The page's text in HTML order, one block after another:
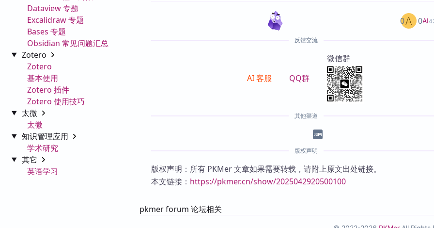
Dataview 专题
Excalidraw 专题
Bases 专题
Obsidian 常见问题汇总
Zotero
Zotero
基本使用
Zotero 插件
Zotero 使用技巧
太微
太微
知识管理应用
学术研究
其它
英语学习
AI
0 0
反馈交流
AI 客服 QQ群
微信群
其他渠道
版权声明
版权声明：所有 PKMer 文章如果需要转载，请附上原文出处链接。
本文链接： https://pkmer.cn/show/2025042920500100
pkmer forum 论坛相关